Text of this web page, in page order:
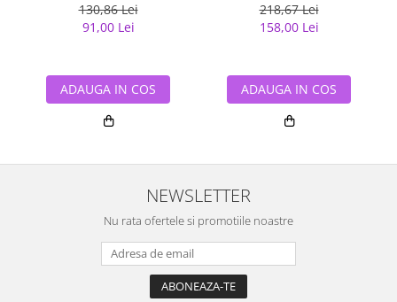
130,86 Lei
91,00 Lei
ADAUGA IN COS
218,67 Lei
158,00 Lei
ADAUGA IN COS
NEWSLETTER
Nu rata ofertele si promotiile noastre